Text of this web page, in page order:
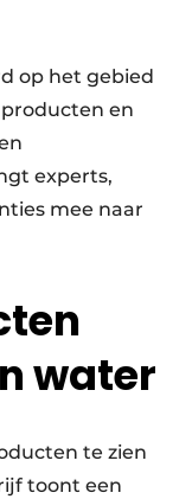
op het gebied
en
experts,
mee naar
water
te zien
toont een